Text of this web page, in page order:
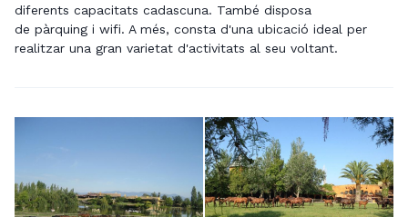
diferents capacitats cadascuna. També disposa
de pàrquing i wifi. A més, consta d'una ubicació ideal per
realitzar una gran varietat d'activitats al seu voltant.